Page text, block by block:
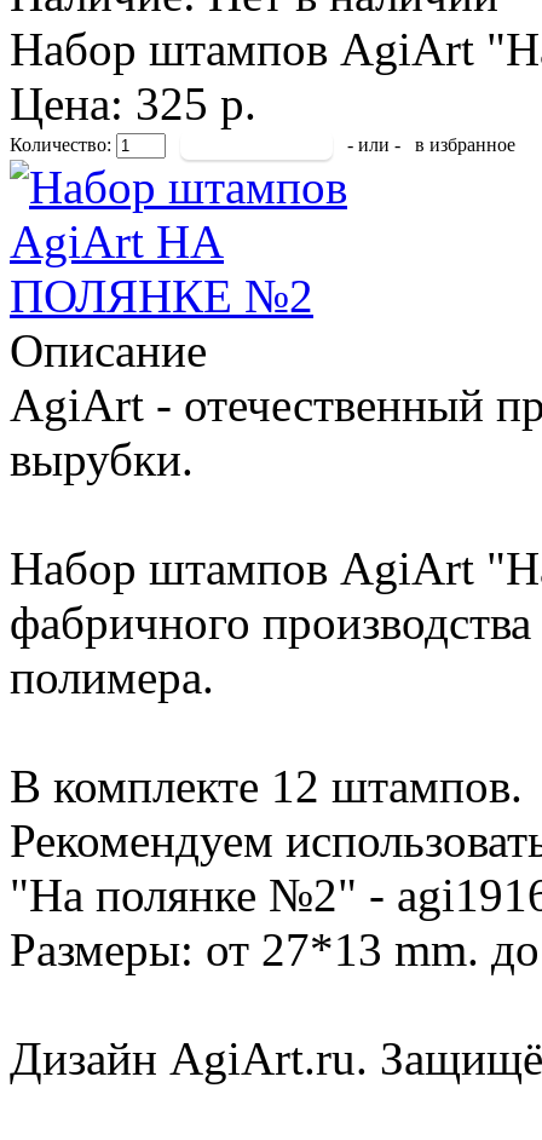
Набор штампов AgiArt
Цена: 325 р.
Количество: - или - в избранное
Описание
AgiArt - отечественный
вырубки.
Набор штампов AgiArt
фабричного
полимера.
В комплекте 12 штампов.
Рекомендуем
"На полянке №2" -
Размеры: от 27*13 mm.
Дизайн AgiArt.ru.